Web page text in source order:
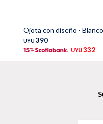
Ojota con diseño - Blanco
UYU 390
UYU332